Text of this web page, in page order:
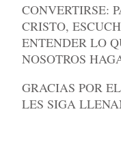
CONVERTIRSE:
CRISTO,
ENTENDER LO
NOSOTROS
GRACIAS POR
LES SIGA